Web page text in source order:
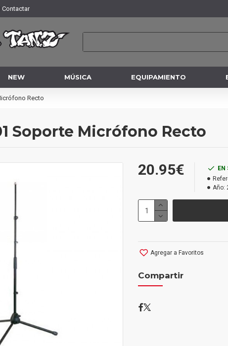
Contactar
NEW MÚSICA EQUIPAMIENTO
Recto
Soporte Micrófono Recto
20.95€
EN
Año:
Agregar a Favoritos
Compartir